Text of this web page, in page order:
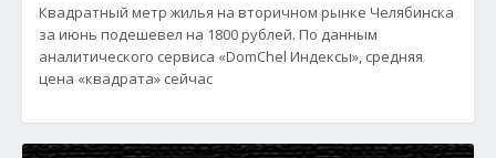
Квадратный метр жилья на вторичном рынке Челябинска
за июнь подешевел на 1800 рублей. По данным
аналитического сервиса «DomChel Индексы», средняя
цена «квадрата» сейчас